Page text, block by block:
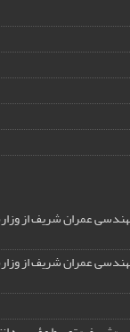
عمران شریف از
عمران شریف از